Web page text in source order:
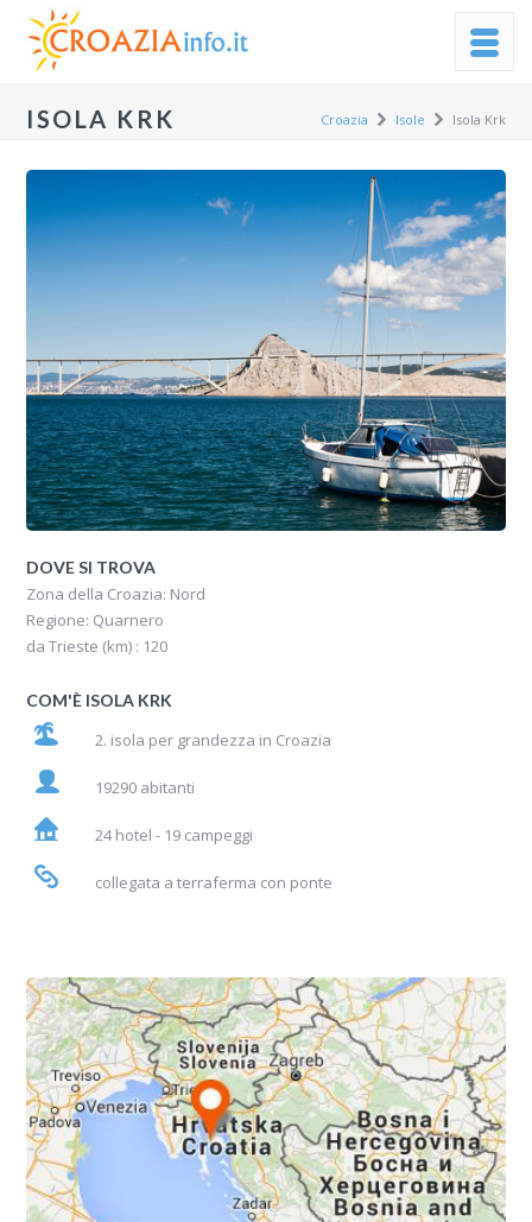
ISOLA KRK Croazia Isole Isola Krk
DOVE SI TROVA
Zona della Croazia: Nord
Regione: Quarnero
da Trieste (km) : 120
COM'È ISOLA KRK
2. isola per grandezza in Croazia
19290 abitanti
24 hotel - 19 campeggi
collegata a terraferma con ponte